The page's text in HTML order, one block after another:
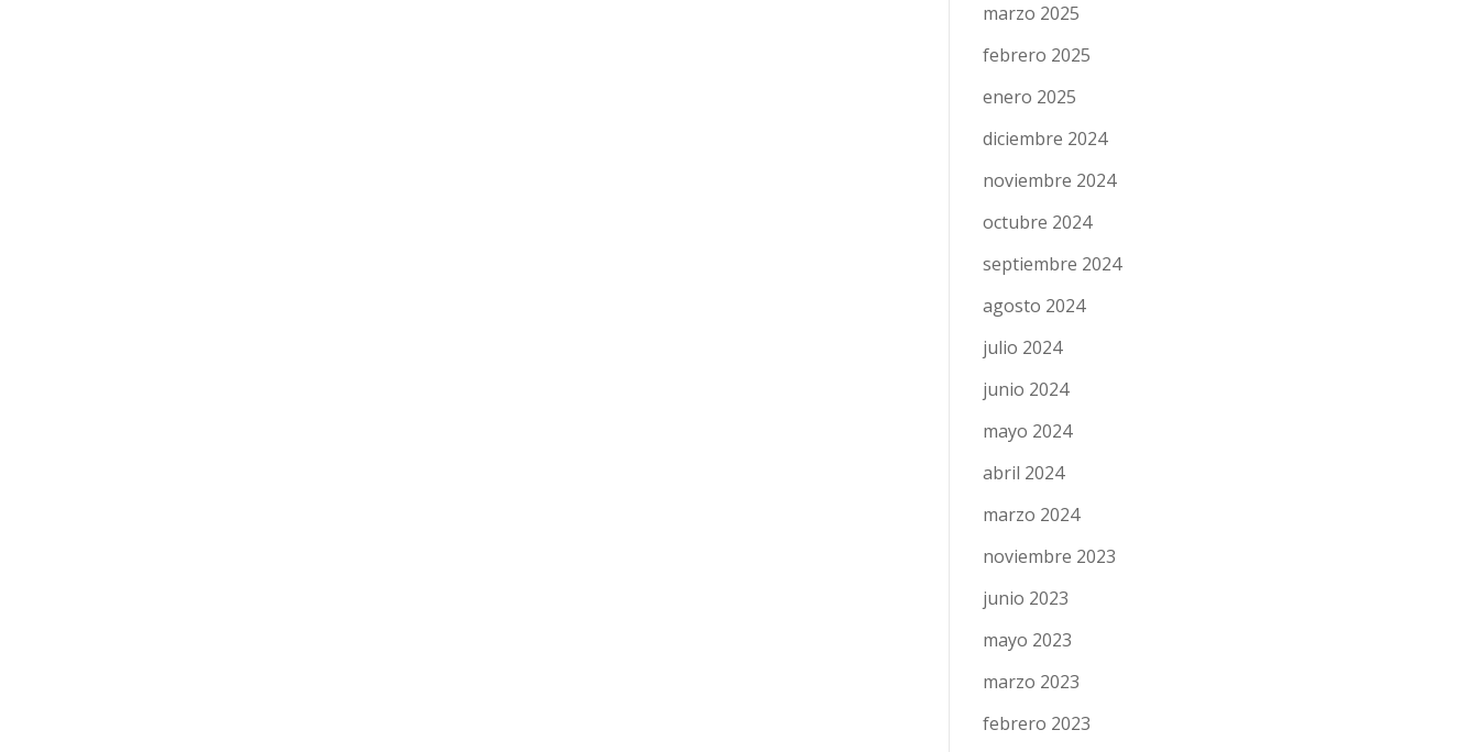
marzo 2025
febrero 2025
enero 2025
diciembre 2024
noviembre 2024
octubre 2024
septiembre 2024
agosto 2024
julio 2024
junio 2024
mayo 2024
abril 2024
marzo 2024
noviembre 2023
junio 2023
mayo 2023
marzo 2023
febrero 2023